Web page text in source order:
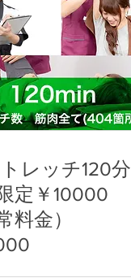
レッチ120分
定￥10000
料金）